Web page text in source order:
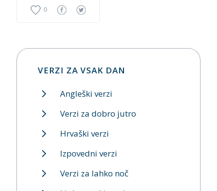
0
VERZI ZA VSAK DAN
Angleški verzi
Verzi za dobro jutro
Hrvaški verzi
Izpovedni verzi
Verzi za lahko noč